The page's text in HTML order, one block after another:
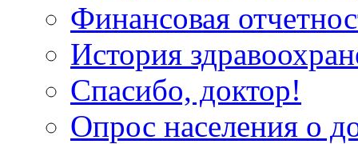
Финансовая
История
Спасибо, доктор!
Опрос населения о